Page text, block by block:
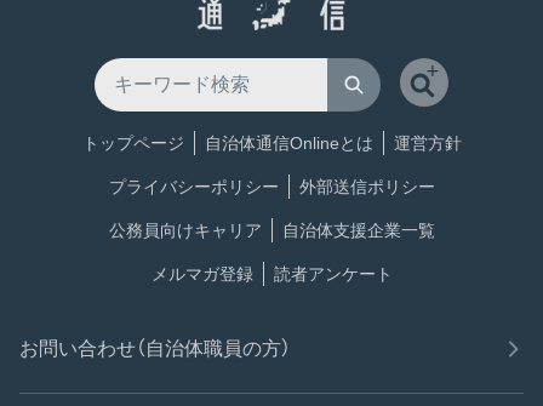
トップページ 自治体通信Onlineとは 運営方針
プライバシーポリシー 外部送信ポリシー
公務員向けキャリア 自治体支援企業一覧
メルマガ登録 読者アンケート
お問い合わせ（自治体職員の方）